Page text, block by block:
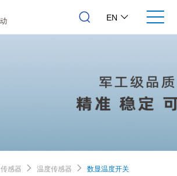
EN
传感器 温度传感器 数显温度开关